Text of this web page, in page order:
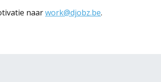
naarwork@djobz.be.